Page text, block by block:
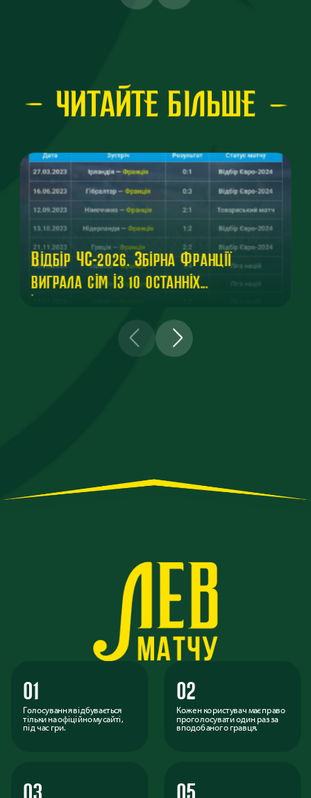
ЧИТАЙТЕ БІЛЬШЕ
Відбір ЧС-2026. Збірна Франції
виграла сім із 10 останніх...
01
Голосування відбувається
тільки на офіційному сайті,
під час гри.
02
Кожен користувач має право
проголосувати один раз за
вподобаного гравця.